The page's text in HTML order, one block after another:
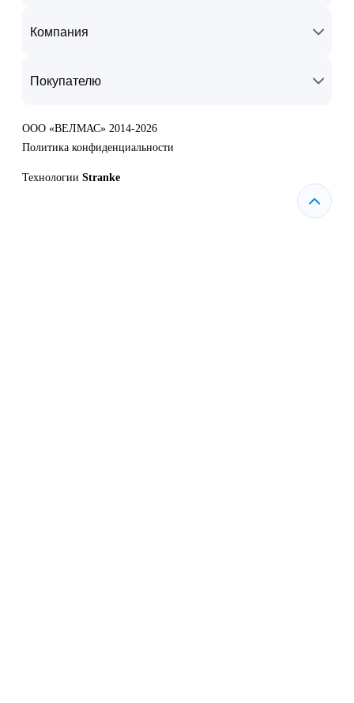
Компания
Покупателю
ООО «ВЕЛМАС» 2014-2026
Политика конфиденциальности
Технологии Stranke